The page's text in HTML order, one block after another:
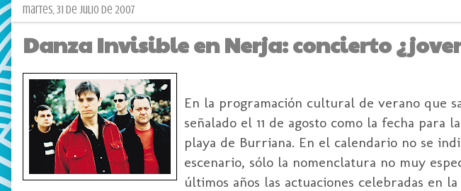
martes, 31 de julio de 2007
Danza Invisible en Nerja: concierto
En la programación cultural de verano que
señalado el 11 de agosto como la fecha
playa de Burriana. En el calendario no se
escenario, sólo la nomenclatura no muy
últimos años las actuaciones celebradas en